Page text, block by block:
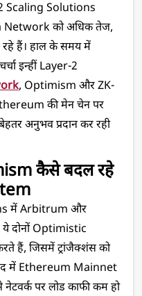
Scaling Solutions
Network को अधिक तेज,
हैं। हाल के समय में
इन्हीं Layer-2
, Optimism और ZK-
की मेन चेन पर
अनुभव प्रदान कर रही
कैसे बदल रहे
में Arbitrum और
दोनों Optimistic
हैं, जिसमें ट्रांजैक्शंस को
में Ethereum Mainnet
पर लोड काफी कम हो